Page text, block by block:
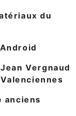
du
Vergnaud
anciens